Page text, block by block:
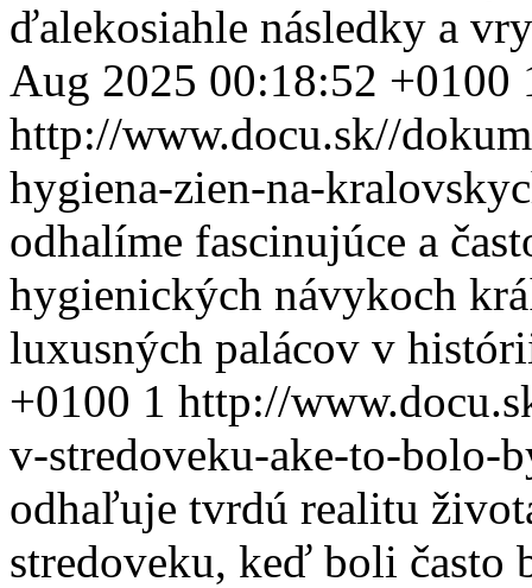
ďalekosiahle následky a
Aug 2025 00:18:52 +0100
http://www.docu.sk//
hygiena-zien-na-
odhalíme fascinujúce a
hygienických návykoch
luxusných palácov v
+0100 1 http://
v-stredoveku-ake-to-bolo-
odhaľuje tvrdú realitu
stredoveku, keď boli často